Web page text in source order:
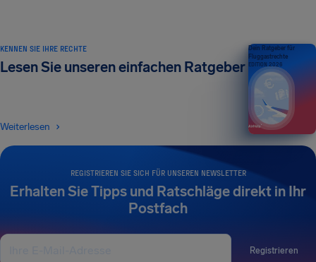
REGISTRIEREN SIE SICH FÜR UNSEREN NEWSLETTER
Erhalten Sie Tipps und Ratschläge direkt in Ihr
Postfach
Registrieren
KENNEN SIE IHRE RECHTE
Lesen Sie unseren einfachen Ratgeber
Weiterlesen
Dein Ratgeber für
Fluggastrechte
EDITION 2026